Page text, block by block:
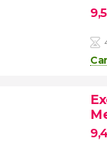
9,5